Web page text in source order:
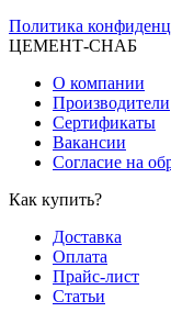
Политика
ЦЕМЕНТ-СНАБ
О компании
Производители
Сертификаты
Вакансии
Согласие на
Как купить?
Доставка
Оплата
Прайс-лист
Статьи